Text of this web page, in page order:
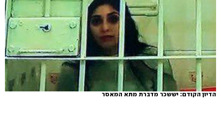
הדיון הקודם: יששכר מדברת מתא המאסר